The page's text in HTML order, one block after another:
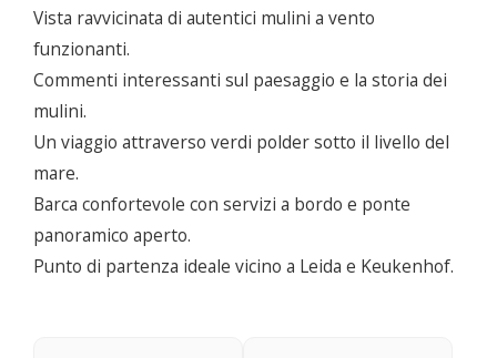
Vista ravvicinata di autentici mulini a vento
funzionanti.
Commenti interessanti sul paesaggio e la storia dei
mulini.
Un viaggio attraverso verdi polder sotto il livello del
mare.
Barca confortevole con servizi a bordo e ponte
panoramico aperto.
Punto di partenza ideale vicino a Leida e Keukenhof.